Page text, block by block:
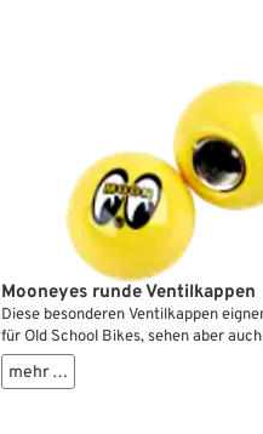
Mooneyes runde Ventilkappen
Diese besonderen Ventilkappen
für Old School Bikes, sehen aber
prima aus.
mehr …